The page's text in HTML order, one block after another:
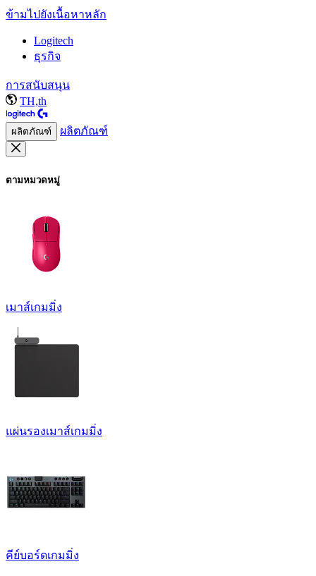
ข้ามไปยังเนื้อหาหลัก
Logitech
ธุรกิจ
การสนับสนุน
TH,th
ผลิตภัณฑ์ ผลิตภัณฑ์
ตามหมวดหมู่
เมาส์เกมมิ่ง
แผ่นรองเมาส์เกมมิ่ง
คีย์บอร์ดเกมมิ่ง